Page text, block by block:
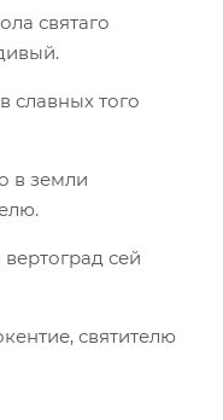
святаго
славных того
в земли
сей
святителю